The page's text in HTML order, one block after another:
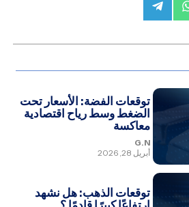
Share
on
Share
on
توقعات الفضة: الأسعار تحت
الضغط وسط رياح اقتصادية
معاكسة
G.N
أبريل 28, 2026
توقعات الذهب: هل نشهد